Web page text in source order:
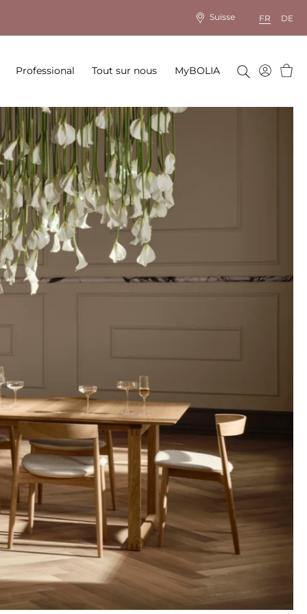
Suisse FR DE
Professional Tout sur nous MyBOLIA